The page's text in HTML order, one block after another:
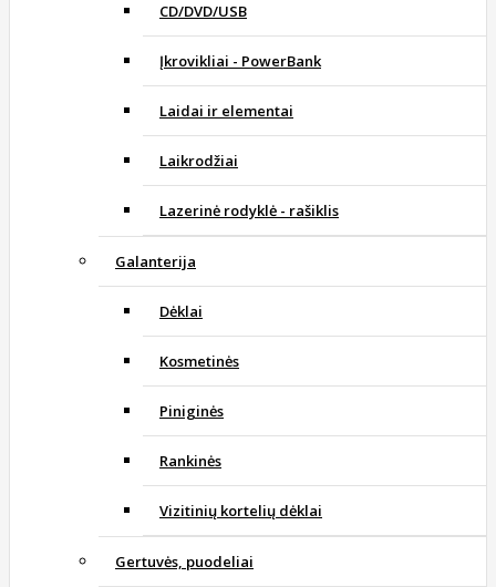
CD/DVD/USB
Įkrovikliai - PowerBank
Laidai ir elementai
Laikrodžiai
Lazerinė rodyklė - rašiklis
Galanterija
Dėklai
Kosmetinės
Piniginės
Rankinės
Vizitinių kortelių dėklai
Gertuvės, puodeliai